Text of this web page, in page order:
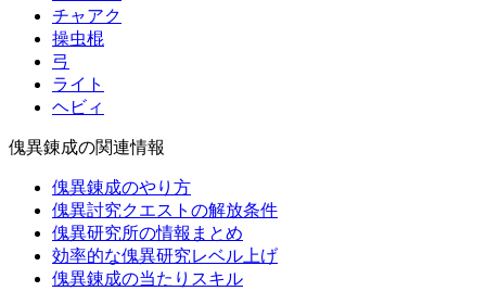
チャアク
操虫棍
弓
ライト
ヘビィ
傀異錬成の関連情報
傀異錬成のやり方
傀異討究クエストの解放条件
傀異研究所の情報まとめ
効率的な傀異研究レベル上げ
傀異錬成の当たりスキル